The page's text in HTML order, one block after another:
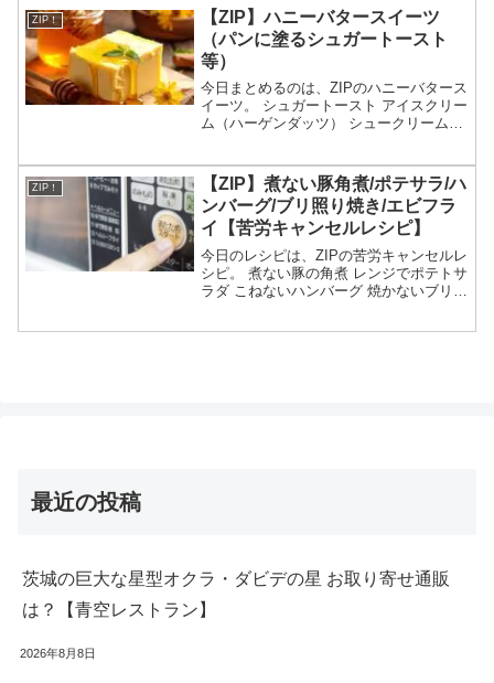
ブロッコリーレシピブロッコリーの特集
が...
ZIP！
【ZIP】ハニーバタースイーツ
（パンに塗るシュガートースト
等）
今日まとめるのは、ZIPのハニーバタース
イーツ。 シュガートースト アイスクリー
ム（ハーゲンダッツ） シュークリーム
てです。（放送前は予想・画像はイメー
ジです）Z...
ZIP！
【ZIP】煮ない豚角煮/ポテサラ/ハ
ンバーグ/ブリ照り焼き/エビフラ
イ【苦労キャンセルレシピ】
今日のレシピは、ZIPの苦労キャンセルレ
シピ。 煮ない豚の角煮 レンジでポテトサ
ラダ こねないハンバーグ 焼かないブリの
最近の投稿
茨城の巨大な星型オクラ・ダビデの星 お取り寄せ通販
は？【青空レストラン】
2026年8月8日